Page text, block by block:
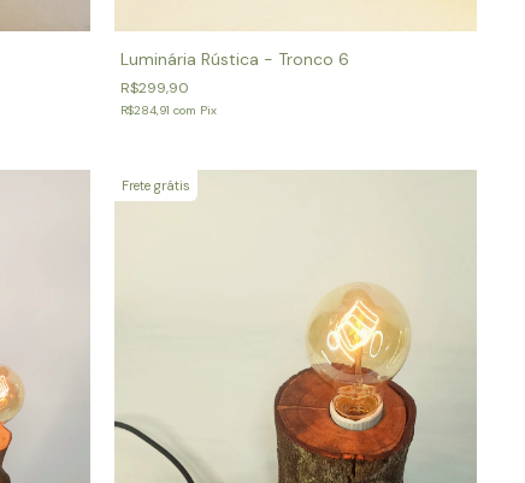
Luminária Rústica - Tronco 6
R$299,90
R$284,91 com Pix
Frete grátis